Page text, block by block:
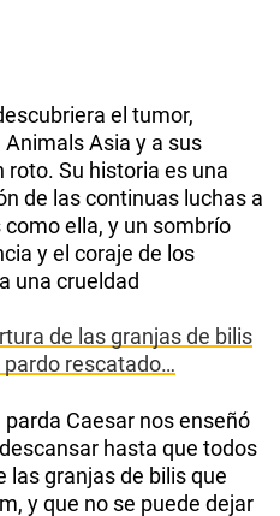
el tumor,
Asia y a sus
Su historia es una
de las continuas luchas a
ella, y un sombrío
y el coraje de los
una crueldad
de las granjas de bilis
rescatado…
Caesar nos enseñó
hasta que todos
las granjas de bilis que
y que no se puede dejar